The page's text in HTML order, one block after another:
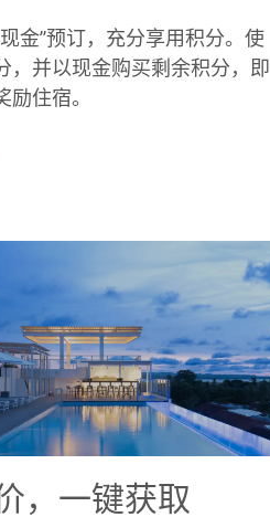
金”预订，充分享用积分。使
，并以现金购买剩余积分，即
励住宿。
，一键获取